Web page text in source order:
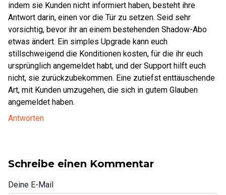
indem sie Kunden nicht informiert haben, besteht ihre
Antwort darin, einen vor die Tür zu setzen. Seid sehr
vorsichtig, bevor ihr an einem bestehenden Shadow-Abo
etwas ändert. Ein simples Upgrade kann euch
stillschweigend die Konditionen kosten, für die ihr euch
ursprünglich angemeldet habt, und der Support hilft euch
nicht, sie zurückzubekommen. Eine zutiefst enttäuschende
Art, mit Kunden umzugehen, die sich in gutem Glauben
angemeldet haben.
Antworten
Schreibe einen Kommentar
Deine E-Mail